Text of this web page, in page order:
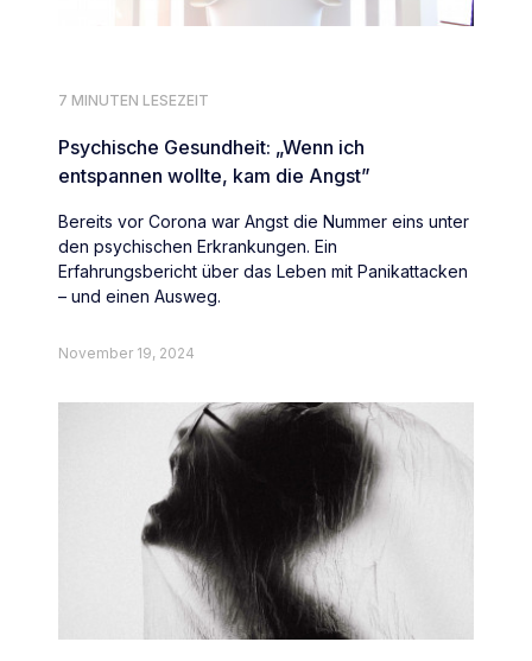
7 MINUTEN LESEZEIT
Psychische Gesundheit: „Wenn ich
entspannen wollte, kam die Angst”
Bereits vor Corona war Angst die Nummer eins unter
den psychischen Erkrankungen. Ein
Erfahrungsbericht über das Leben mit Panikattacken
– und einen Ausweg.
November 19, 2024